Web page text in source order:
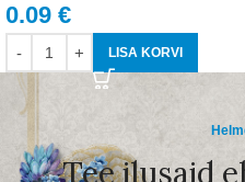
0.09 €
LISA KORVI
Tee ilusaid